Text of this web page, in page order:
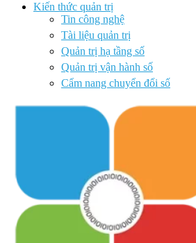
Kiến thức quản trị
Tin công nghệ
Tài liệu quản trị
Quản trị hạ tầng số
Quản trị vận hành số
Cẩm nang chuyển đổi số